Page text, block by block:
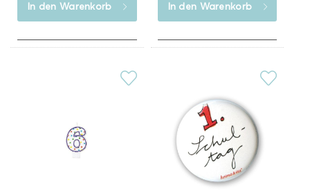
In den Warenkorb In den Warenkorb